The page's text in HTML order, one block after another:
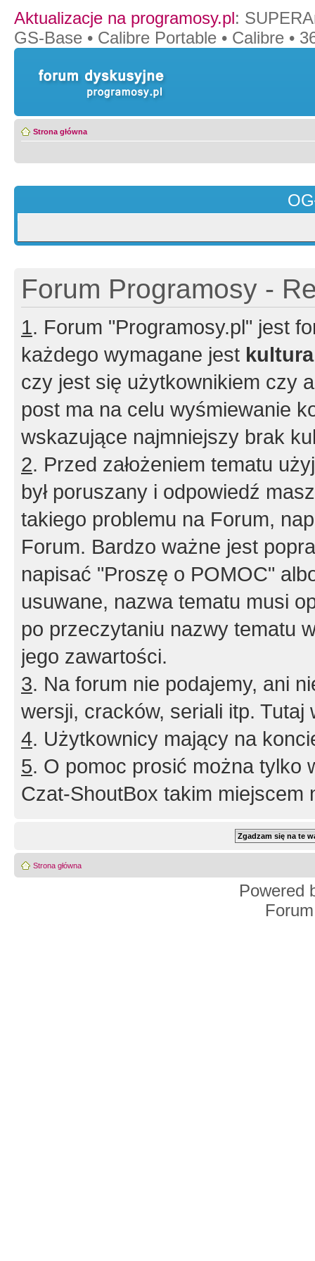
Aktualizacje na programosy.pl:
GS-Base • Calibre Portable • Calibre •
Strona główna
Forum Programosy -
1. Forum "Programosy.pl" jest
każdego wymagane jest
czy jest się użytkownikiem czy
post ma na celu wyśmiewanie
wskazujące najmniejszy brak
2. Przed założeniem tematu
był poruszany i odpowiedź
takiego problemu na Forum,
Forum. Bardzo ważne jest
napisać "Proszę o POMOC"
usuwane, nazwa tematu musi
po przeczytaniu nazwy tematu
jego zawartości.
3. Na forum nie podajemy, ani
wersji, cracków, seriali itp. Tutaj
4. Użytkownicy mający na
5. O pomoc prosić można tylko
Czat-ShoutBox takim miejscem
Strona główna
Powered